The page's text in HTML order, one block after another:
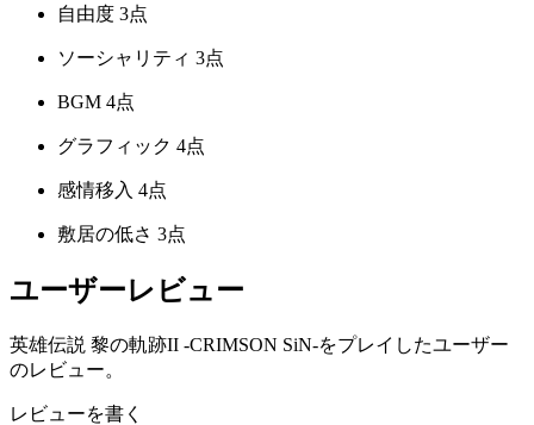
自由度 3点
ソーシャリティ 3点
BGM 4点
グラフィック 4点
感情移入 4点
敷居の低さ 3点
ユーザーレビュー
英雄伝説 黎の軌跡II -CRIMSON SiN-をプレイしたユーザー
のレビュー。
レビューを書く